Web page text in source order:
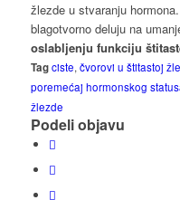
žlezde u stvaranju
blagotvorno deluju na
oslabljenju funkciju
Tag ciste, čvorovi u štitastoj
poremećaj hormonskog
žlezde
Podeli objavu